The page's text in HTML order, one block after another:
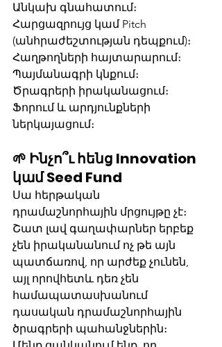
Անկախ գնահատում։
Հարցազրույց կամ Pitch
(անհրաժեշտության դեպքում)։
Հաղթողների հայտարարում։
Պայմանագրի կնքում։
Ծրագրերի իրականացում։
Ֆորում և արդյունքների
ներկայացում։
🌱 Ինչո՞ւ հենց Innovation
կամ Seed Fund
Սա հերթական
դրամաշնորհային մրցույթը չէ։
Շատ լավ գաղափարներ երբեք
չեն իրականանում ոչ թե այն
պատճառով, որ արժեք չունեն,
այլ որովհետև դեռ չեն
համապատասխանում
դասական դրամաշնորհային
ծրագրերի պահանջներին։